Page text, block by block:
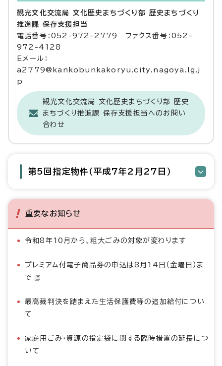
観光文化交流局 文化歴史まちづくり部 歴史まちづくり
推進課 保存支援担当
電話番号：052-972-2779 ファクス番号：052-
972-4128
Eメール：
a2779@kankobunkakoryu.city.nagoya.lg.j
p
観光文化交流局 文化歴史まちづくり部 歴史
まちづくり推進課 保存支援担当へのお問い
合わせ
第5回指定物件（平成7年2月27日）
重要なお知らせ
令和8年10月から、粗大ごみの対象が変わります
プレミアム付電子商品券の申込は8月14日（金曜日）ま
で
最高裁判決を踏まえた生活保護費等の追加給付につい
て
家庭用ごみ・資源の指定袋に関する臨時措置の延長につ
いて